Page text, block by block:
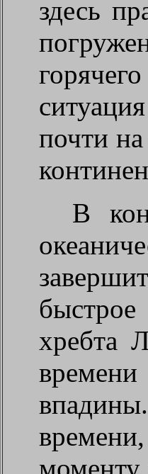
здесь
почти
В
хребта